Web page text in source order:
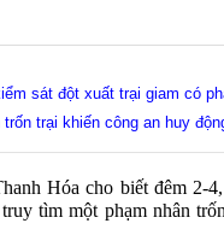
sát đột xuất trại giam có
trốn trại khiến công an huy
Hóa cho biết đêm 2-
tìm một phạm nhân